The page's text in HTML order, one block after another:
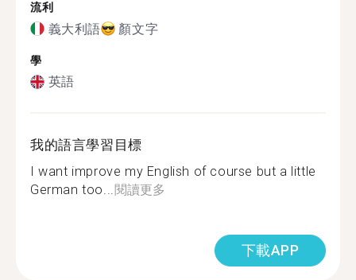
流利
義大利語 顏文字
學
英語
我的語言學習目標
I want improve my English of course but a little
German too...閱讀更多
下載APP